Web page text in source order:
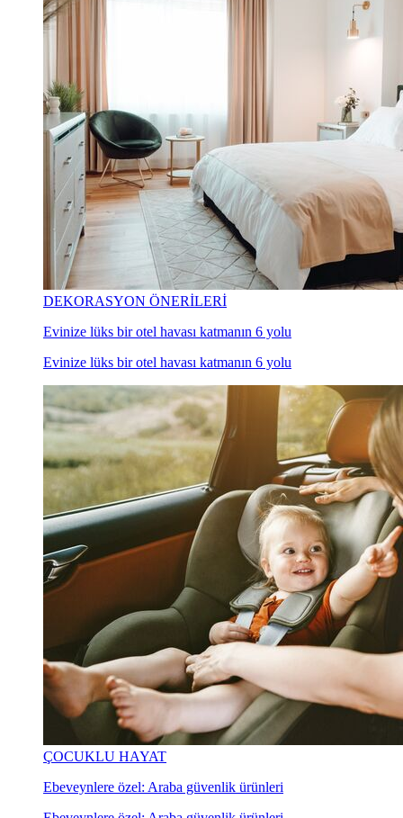
DEKORASYON ÖNERİLERİ
Evinize lüks bir otel havası katmanın 6 yolu
Evinize lüks bir otel havası katmanın 6 yolu
ÇOCUKLU HAYAT
Ebeveynlere özel: Araba güvenlik ürünleri